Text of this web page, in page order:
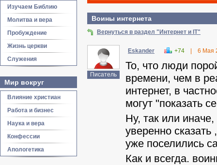
Изучаем Библию
Молитва и вера
Пробуждение
Жизнь церкви
Служения
Мир вокруг
Влияние христиан
Работа и бизнес
Наука и вера
Конфессии
Апологетика
Воины интернета
Вернуться в раздел "Интернет и IT"
Писатель
Eskander +74 6 Мая
То, что люди
времени, чем в
интернет, в
могут "показать
Ну, так или
уверенно
уже поселились
Как и всегда.